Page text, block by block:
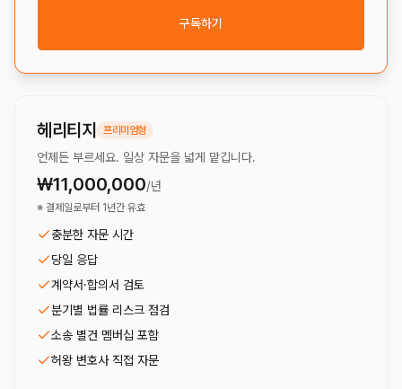
구독하기
헤리티지 프리미엄형
언제든 부르세요. 일상 자문을 넓게 맡깁니다.
₩11,000,000/년
※ 결제일로부터 1년간 유효
충분한 자문 시간
당일 응답
계약서·합의서 검토
분기별 법률 리스크 점검
소송 별건 멤버십 포함
허왕 변호사 직접 자문